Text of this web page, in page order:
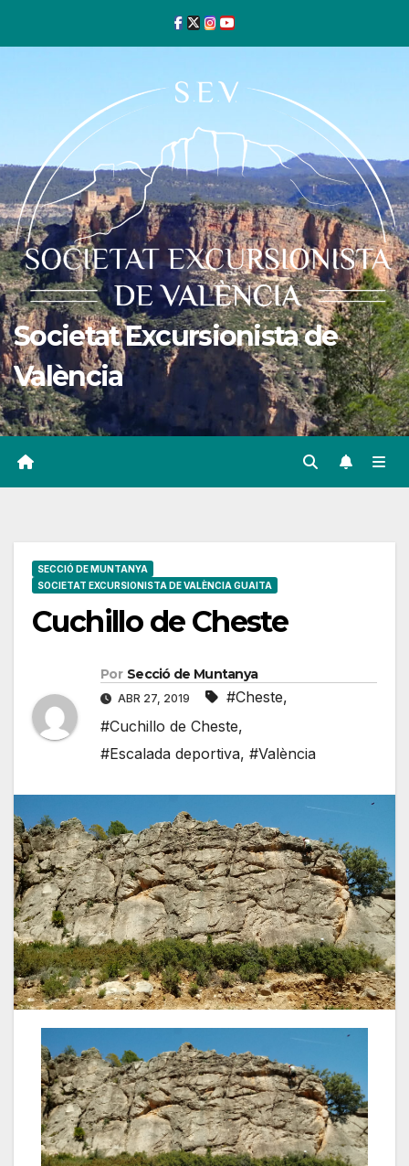
Societat Excursionista de
València
SECCIÓ DE MUNTANYA
SOCIETAT EXCURSIONISTA DE VALÈNCIA GUAITA
Cuchillo de Cheste
Por Secció de Muntanya
ABR 27, 2019 #Cheste,
#Cuchillo de Cheste,
#Escalada deportiva, #València